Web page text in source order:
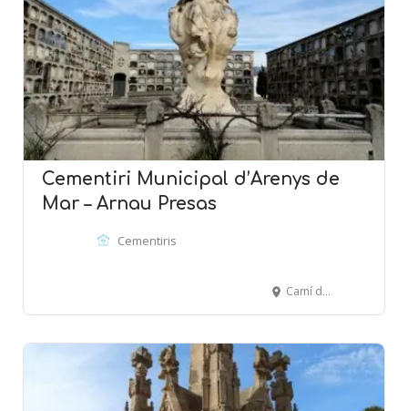
Cementiri Municipal d’Arenys de
Mar – Arnau Presas
Cementiris
Camí de la Pietat, s/n - ARENYS DE MAR